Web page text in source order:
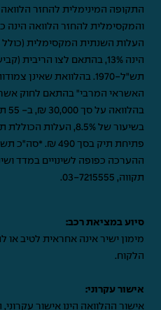
העלות השנתית המקסימלית
הינה 13%, בהתאם לצו
תש"ל-1970. בהלוואת
תקווה, 03-7215555
.
סיוע במציאת רכב:
מימון ישיר אינה אחראית לטיב או
הלקוח.
אישור עקרוני:
אישור ההלוואה הינו אישור